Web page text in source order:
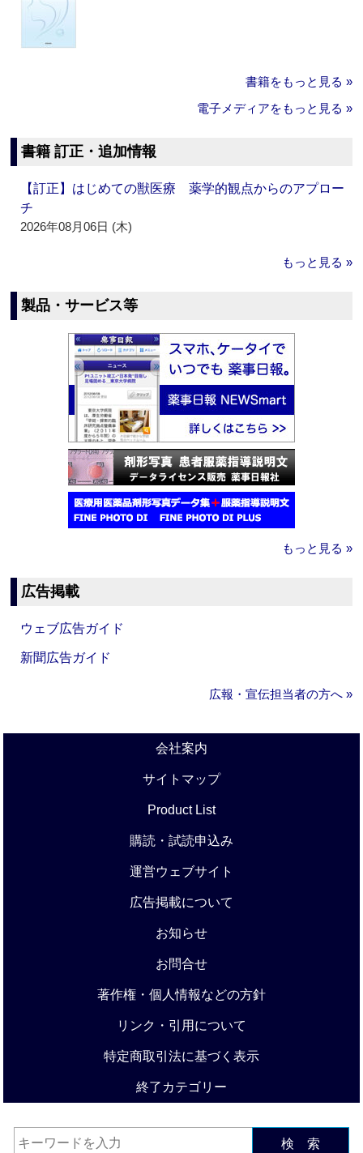
書籍をもっと見る »
電子メディアをもっと見る »
書籍 訂正・追加情報
【訂正】はじめての獣医療 薬学的観点からのアプロー
チ
2026年08月06日 (木)
もっと見る »
製品・サービス等
もっと見る »
広告掲載
ウェブ広告ガイド
新聞広告ガイド
広報・宣伝担当者の方へ »
会社案内
サイトマップ
Product List
購読・試読申込み
運営ウェブサイト
広告掲載について
お知らせ
お問合せ
著作権・個人情報などの方針
リンク・引用について
特定商取引法に基づく表示
終了カテゴリー
検 索